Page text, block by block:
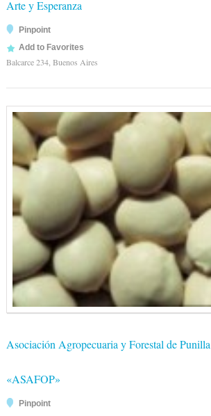
Arte y Esperanza
Pinpoint
Add to Favorites
Balcarce 234, Buenos Aires
Asociación Agropecuaria y Forestal de Punilla
«ASAFOP»
Pinpoint